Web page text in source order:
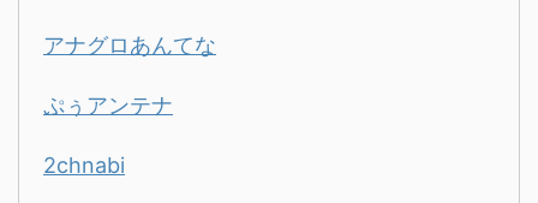
アナグロあんてな
ぷぅアンテナ
2chnabi